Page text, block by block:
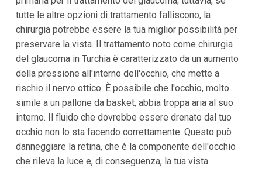
tutte le altre opzioni di trattamento falliscono, la
chirurgia potrebbe essere la tua miglior possibilità per
preservare la vista. Il trattamento noto come chirurgia
del glaucoma in Turchia è caratterizzato da un aumento
della pressione all'interno dell'occhio, che mette a
rischio il nervo ottico. È possibile che l'occhio, molto
simile a un pallone da basket, abbia troppa aria al suo
interno. Il fluido che dovrebbe essere drenato dal tuo
occhio non lo sta facendo correttamente. Questo può
danneggiare la retina, che è la componente dell'occhio
che rileva la luce e, di conseguenza, la tua vista.